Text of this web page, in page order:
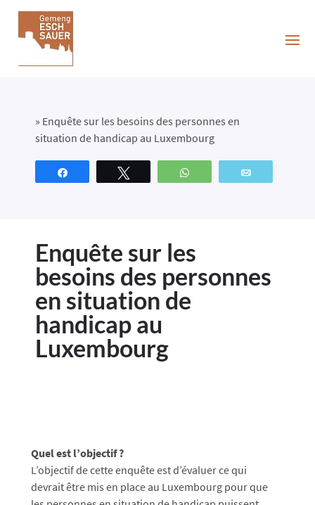
» Enquête sur les besoins des personnes en
situation de handicap au Luxembourg
WhatsApp
Enquête sur les
besoins des personnes
en situation de
handicap au
Luxembourg
Quel est l’objectif ?
L’objectif de cette enquête est d’évaluer ce qui
devrait être mis en place au Luxembourg pour que